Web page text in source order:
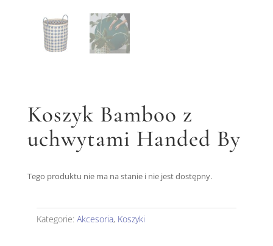
Koszyk Bamboo z
uchwytami Handed By
Tego produktu nie ma na stanie i nie jest dostępny.
Kategorie: Akcesoria, Koszyki